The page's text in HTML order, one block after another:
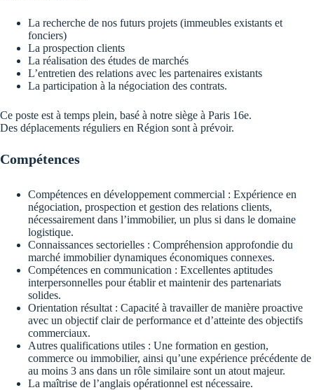
La recherche de nos futurs projets (immeubles existants et
fonciers)
La prospection clients
La réalisation des études de marchés
L’entretien des relations avec les partenaires existants
La participation à la négociation des contrats.
Ce poste est à temps plein, basé à notre siège à Paris 16e.
Des déplacements réguliers en Région sont à prévoir.
Compétences
Compétences en développement commercial : Expérience en
négociation, prospection et gestion des relations clients,
nécessairement dans l’immobilier, un plus si dans le domaine
logistique.
Connaissances sectorielles : Compréhension approfondie du
marché immobilier dynamiques économiques connexes.
Compétences en communication : Excellentes aptitudes
interpersonnelles pour établir et maintenir des partenariats
solides.
Orientation résultat : Capacité à travailler de manière proactive
avec un objectif clair de performance et d’atteinte des objectifs
commerciaux.
Autres qualifications utiles : Une formation en gestion,
commerce ou immobilier, ainsi qu’une expérience précédente de
au moins 3 ans dans un rôle similaire sont un atout majeur.
La maîtrise de l’anglais opérationnel est nécessaire.